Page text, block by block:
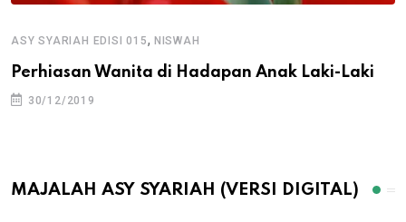
ASY SYARIAH EDISI 015, NISWAH
Perhiasan Wanita di Hadapan Anak Laki-Laki
30/12/2019
MAJALAH ASY SYARIAH (VERSI DIGITAL)